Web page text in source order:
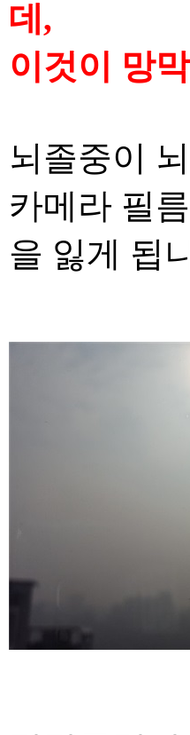
데,
이것이 망
뇌졸중이
카메라 필
을 잃게 됩